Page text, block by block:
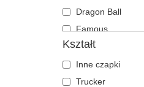
Dragon Ball
Famous
Fast & Furious
Gra o Tron
Gru, Dru i Minionki
Kształt
Inne czapki
Trucker